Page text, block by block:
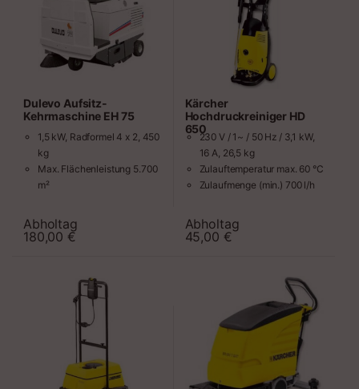
Dulevo Aufsitz-
Kehrmaschine EH 75
1,5 kW, Radformel 4 x 2, 450
kg
Max. Flächenleistung 5.700
m²
manuelle Entleerung
Arbeitsbreite 950 mm
Abholtag
180,00€
Kärcher
Hochdruckreiniger HD
650
230 V / 1~ / 50 Hz / 3,1 kW,
16 A, 26,5 kg
Zulauftemperatur max. 60 °C
Zulaufmenge (min.) 700 l/h
Arbeitsdruck 20-150 bar
Fördermenge 180-550 l/h
Abholtag
45,00 €